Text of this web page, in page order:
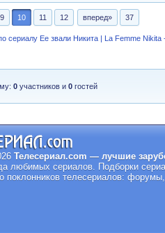
9 10 11 12 вперед» 37
сериалу Ее звали Никита | La Femme
0 участников и0 гостей
Телесериал.com — лучшие
любимых сериалов. Подборки
поклонников телесериалов: